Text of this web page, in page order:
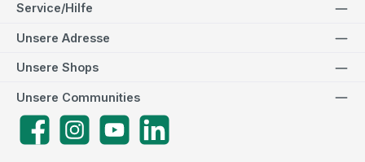
Service/Hilfe
Unsere Adresse
Unsere Communities
FacebookInstagramYouTube
Unsere Shops